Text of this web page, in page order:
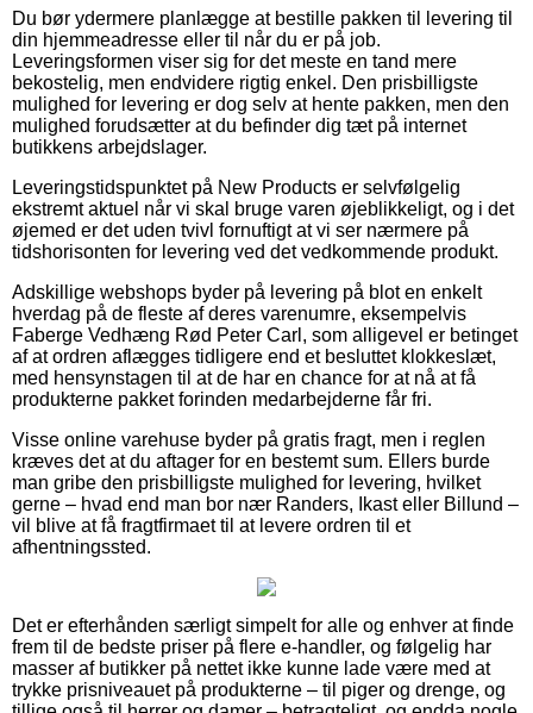
Du bør ydermere planlægge at bestille pakken til levering til
din hjemmeadresse eller til når du er på job.
Leveringsformen viser sig for det meste en tand mere
bekostelig, men endvidere rigtig enkel. Den prisbilligste
mulighed for levering er dog selv at hente pakken, men den
mulighed forudsætter at du befinder dig tæt på internet
butikkens arbejdslager.
Leveringstidspunktet på New Products er selvfølgelig
ekstremt aktuel når vi skal bruge varen øjeblikkeligt, og i det
øjemed er det uden tvivl fornuftigt at vi ser nærmere på
tidshorisonten for levering ved det vedkommende produkt.
Adskillige webshops byder på levering på blot en enkelt
hverdag på de fleste af deres varenumre, eksempelvis
Faberge Vedhæng Rød Peter Carl, som alligevel er betinget
af at ordren aflægges tidligere end et besluttet klokkeslæt,
med hensynstagen til at de har en chance for at nå at få
produkterne pakket forinden medarbejderne får fri.
Visse online varehuse byder på gratis fragt, men i reglen
kræves det at du aftager for en bestemt sum. Ellers burde
man gribe den prisbilligste mulighed for levering, hvilket
gerne – hvad end man bor nær Randers, Ikast eller Billund –
vil blive at få fragtfirmaet til at levere ordren til et
afhentningssted.
Det er efterhånden særligt simpelt for alle og enhver at finde
frem til de bedste priser på flere e-handler, og følgelig har
masser af butikker på nettet ikke kunne lade være med at
trykke prisniveauet på produkterne – til piger og drenge, og